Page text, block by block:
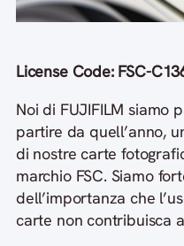
License Code: FSC-
Noi di FUJIFILM siamo
partire da quell’anno,
di nostre carte
marchio FSC. Siamo
dell’importanza che
carte non contribuisca